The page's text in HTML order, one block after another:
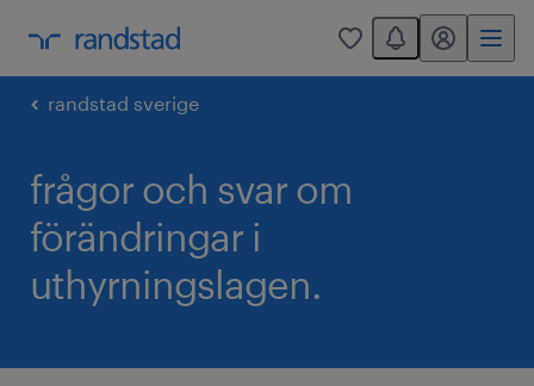
0
You have 0
mitt randstad
randstad sverige
frågor och svar om
förändringar i
uthyrningslagen.